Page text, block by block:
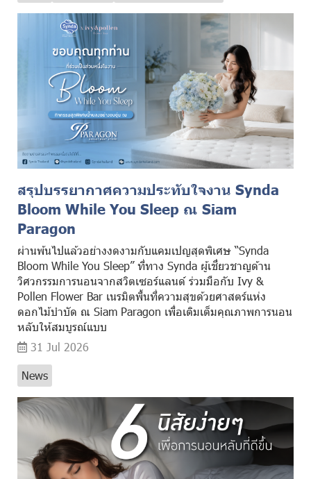
สรุปบรรยากาศความประทับใจงาน Synda
Bloom While You Sleep ณ Siam
Paragon
ผ่านพ้นไปแล้วอย่างงดงามกับแคมเปญสุดพิเศษ “Synda
Bloom While You Sleep” ที่ทาง Synda ผู้เชี่ยวชาญด้าน
วิศวกรรมการนอนจากสวิตเซอร์แลนด์ ร่วมมือกับ Ivy &
Pollen Flower Bar เนรมิตพื้นที่ความสุขด้วยศาสตร์แห่ง
ดอกไม้บำบัด ณ Siam Paragon เพื่อเติมเต็มคุณภาพการนอน
หลับให้สมบูรณ์แบบ
31 Jul 2026
News